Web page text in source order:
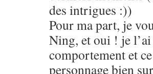
des intrigues :))
Pour ma part, je
Ning, et oui ! je
comportement et
personnage bien